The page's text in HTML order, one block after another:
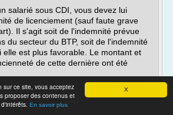
X
sur ce site, vous acceptez
proposer des contenus et
En savoir plus
salarié sous CDI, vous devez lui
de licenciement (sauf faute grave
Il s'agit soit de l'indemnité prévue
du secteur du BTP, soit de l'indemnité
elle est plus favorable. Le montant et
de cette dernière ont été
: Indemnité...